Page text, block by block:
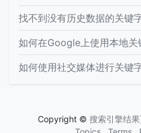
找不到没有历史数据的关键
如何在Google上使用本地关
如何使用社交媒体进行关键
Copyright © 搜索引擎结